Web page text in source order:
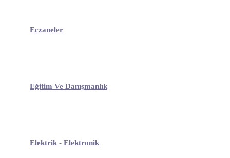
Eczaneler
Eğitim Ve Danışmanlık
Elektrik - Elektronik